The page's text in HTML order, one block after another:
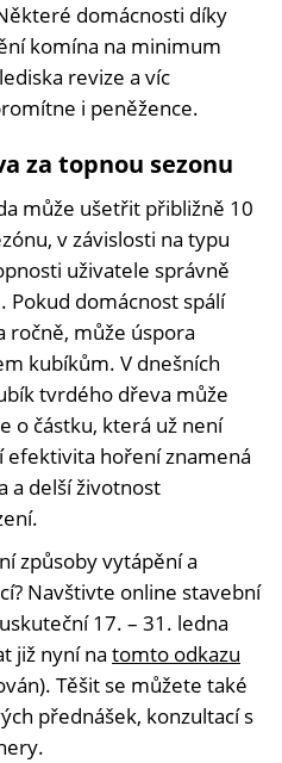
domácnosti díky
komína na minimum
revize a víc
i peněžence.
za topnou sezonu
může ušetřit přibližně 10
v závislosti na typu
uživatele správně
Pokud domácnost spálí
ročně, může úspora
kubíkům. V dnešních
tvrdého dřeva může
o částku, která už není
efektivita hoření znamená
a delší životnost
způsoby vytápění a
Navštivte online stavební
17. – 31. ledna
již nyní na tomto odkazu
Těšit se můžete také
přednášek, konzultací s